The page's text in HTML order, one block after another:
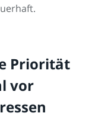
Priorität
vor